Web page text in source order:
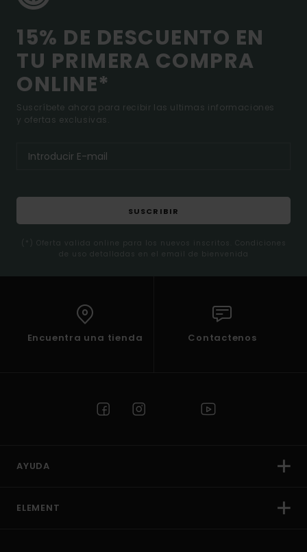
15% DE DESCUENTO EN
TU PRIMERA COMPRA
ONLINE*
Suscríbete ahora para recibir las ultimas informaciones
y ofertas exclusivas.
SUSCRIBIR
(*) Oferta valida online para los nuevos inscritos. Condiciones
de uso detalladas en el email de bienvenida
Encuentra una tienda Contactenos
AYUDA
ELEMENT